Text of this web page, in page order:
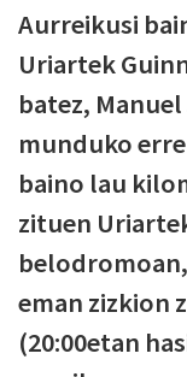
Aurreikusi
Uriartek
batez,
munduko
baino lau
zituen
eman zizkion
(20:00etan